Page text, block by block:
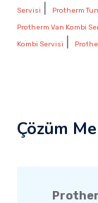
Servisi
Protherm
Protherm Van Kombi
Kombi Servisi
Çözüm